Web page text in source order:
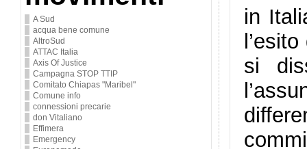
A Sud
acqua bene comune
AltroSud
ATTAC Italia
Axis Of Justice
Campagna STOP TTIP
Comitato Chiapas "Maribel"
Comune info
connessioni precarie
don Vitaliano
Effimera
Emergency
in
si